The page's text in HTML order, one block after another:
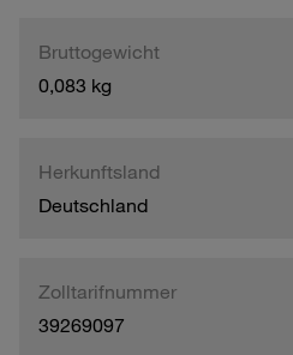
Bruttogewicht
0,083 kg
Herkunftsland
Deutschland
Zolltarifnummer
39269097